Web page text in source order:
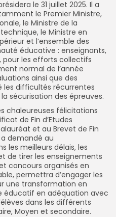
le 31 juillet 2025. Il a
le Premier Ministre,
le Ministre de la
le Ministre en
et l’ensemble des
éducative : enseignants,
pour les efforts collectifs
normal de l’année
ainsi que des
les difficultés récurrentes
sécurisation des épreuves.
chaleureuses félicitations
de Fin d’Etudes
et au Brevet de Fin
a demandé au
les meilleurs délais, les
de tirer les enseignements
concours organisés en
permettra d’engager les
une transformation en
éducatif en adéquation avec
dans les différents
Moyen et secondaire.